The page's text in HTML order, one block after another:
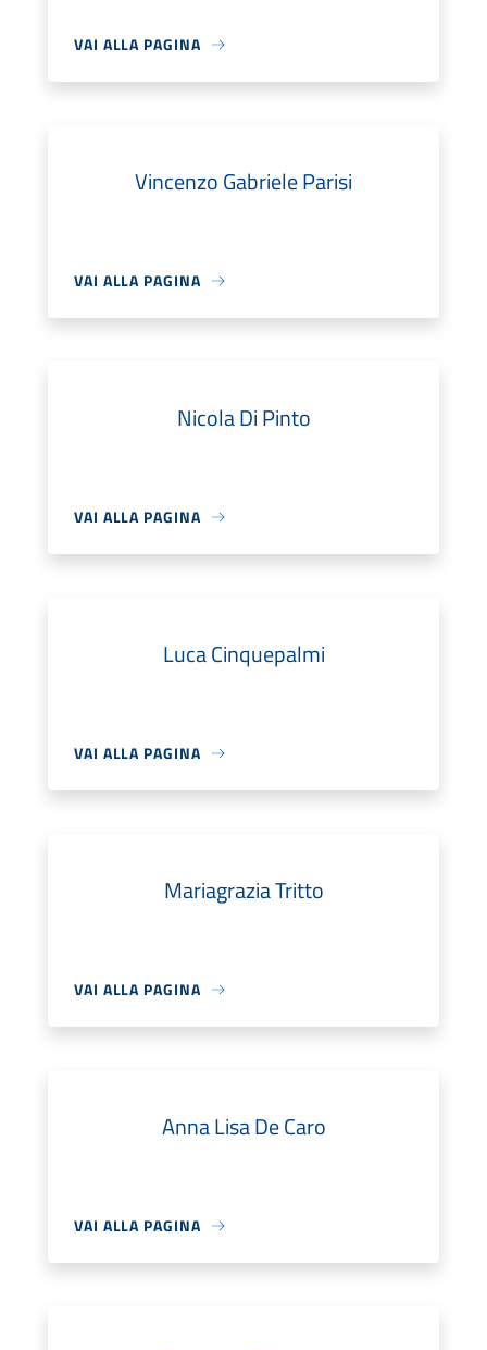
VAI ALLA PAGINA
Vincenzo Gabriele Parisi
VAI ALLA PAGINA
Nicola Di Pinto
VAI ALLA PAGINA
Luca Cinquepalmi
VAI ALLA PAGINA
Mariagrazia Tritto
VAI ALLA PAGINA
Anna Lisa De Caro
VAI ALLA PAGINA